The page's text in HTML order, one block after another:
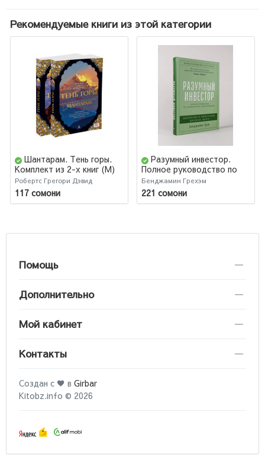
Рекомендуемые книги из этой категории
Шантарам. Тень горы.
Комплект из 2-х книг (М)
Робертс Грегори Дэвид
117 сомони
Разумный инвестор.
Полное руководство по
стоимостному
инвестированию
Бенджамин Грехэм
221 сомони
Помощь
Дополнительно
Мой кабинет
Контакты
Создан с ♥ в Girbar
Kitobz.info © 2026